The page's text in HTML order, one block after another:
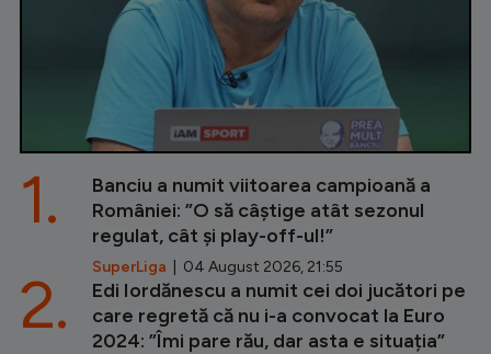
Banciu a numit viitoarea campioană a
României: ”O să câștige atât sezonul
regulat, cât și play-off-ul!”
SuperLiga | 04 August 2026, 21:55
1.
Edi Iordănescu a numit cei doi jucători pe
care regretă că nu i-a convocat la Euro
2024: ”Îmi pare rău, dar asta e situația”
2.